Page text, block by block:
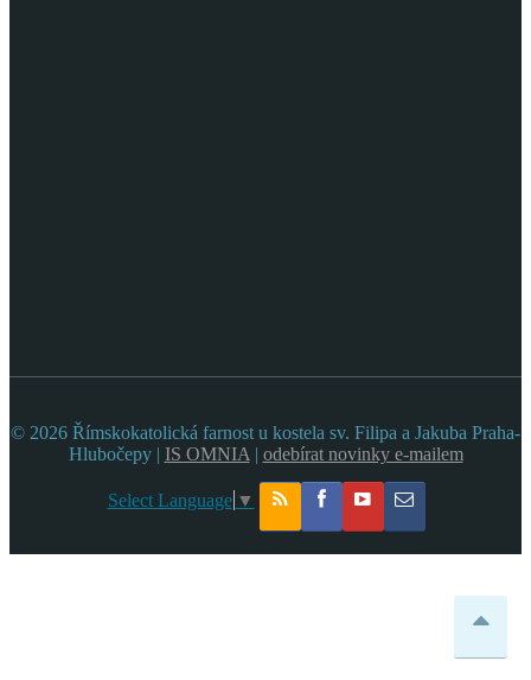
© 2026 Římskokatolická farnost u kostela sv. Filipa a Jakuba Praha-
Hlubočepy | IS OMNIA | odebírat novinky e-mailem
Select Language ▼